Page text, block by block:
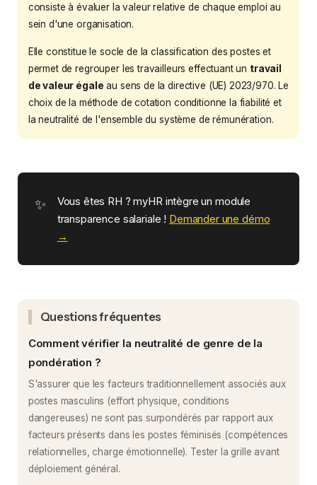
consiste à évaluer la valeur relative de chaque emploi au
sein d'une organisation.
Elle constitue le socle de la classification des postes et
permet de regrouper les travailleurs effectuant un travail
de valeur égale au sens de la directive (UE) 2023/970. Le
choix de la méthode de cotation conditionne la fiabilité et
la neutralité de l'ensemble du système de rémunération.
Vous êtes RH ? myHR intègre un module
transparence salariale ! Demander une démo
→
Questions fréquentes
Comment vérifier la neutralité de genre de la
pondération ?
S'assurer que les facteurs traditionnellement associés aux
postes masculins (effort physique, conditions
dangereuses) ne sont pas surpondérés par rapport aux
facteurs présents dans les postes féminisés (compétences
relationnelles, charge émotionnelle). Tester la grille avant
déploiement général.